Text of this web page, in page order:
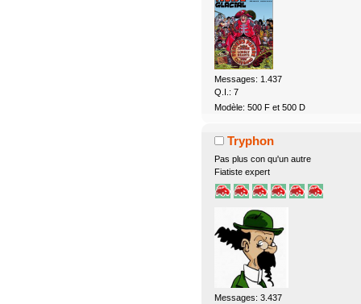
Messages: 1.437
Q.I.: 7
Modèle: 500 F et 500 D
Tryphon
Pas plus con qu'un autre
Fiatiste expert
Messages: 3.437